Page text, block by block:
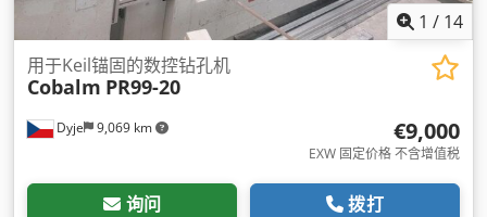
1 / 14
Dyje 9,069 km
用于Keil锚固的数控钻孔机
Cobalm PR99-20
€9,000
EXW 固定价格 不含增值税
询问 拨打